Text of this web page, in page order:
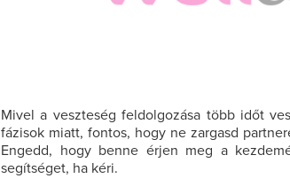
Mivel a veszteség feldolgozása több időt
fázisok miatt, fontos, hogy ne zargasd
Engedd, hogy benne érjen meg a
segítséget, ha kéri.